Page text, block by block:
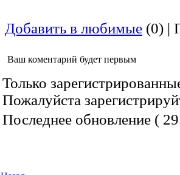
Добавить в любимые (0) |
Ваш коментарий будет первым
Только
Пожалуйста
Последнее обновление (